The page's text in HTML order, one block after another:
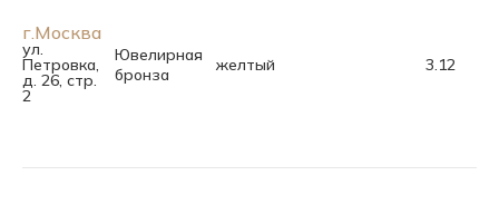
г.Москва
ул.
Петровка,
д. 26, стр.
2
Ювелирная
бронза
желтый 3.12